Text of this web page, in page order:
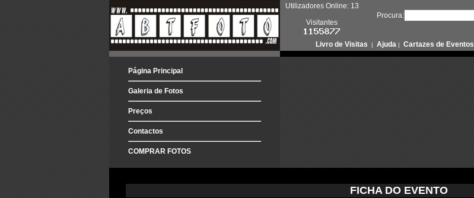
Utilizadores Online: 13
Visitantes
Procura:
Livro de Visitas | Ajuda | Cartazes de Eventos
Página Principal
Galeria de Fotos
Preços
Contactos
COMPRAR FOTOS
FICHA DO EVENTO